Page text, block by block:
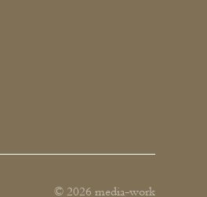
© 2026 media-work